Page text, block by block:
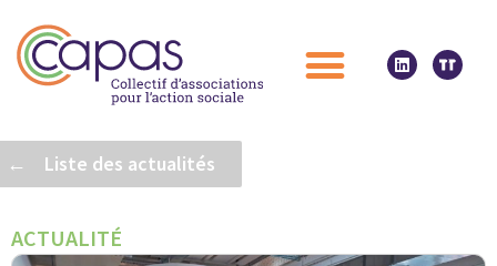
← Liste des actualités
ACTUALITÉ